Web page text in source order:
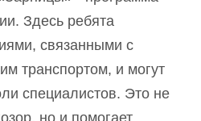
Здесь ребята
связанными с
транспортом, и могут
специалистов. Это не
но и помогает